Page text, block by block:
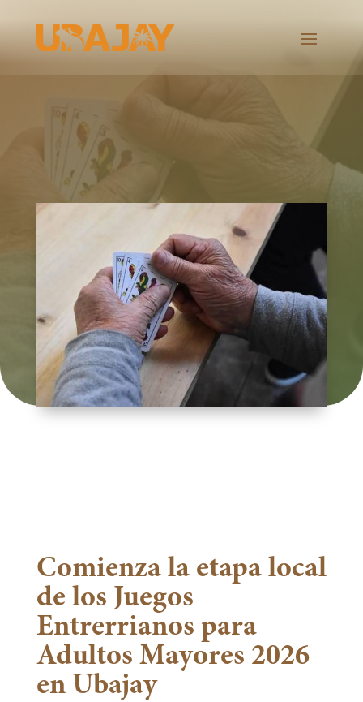
Comienza la etapa local
de los Juegos
Entrerrianos para
Adultos Mayores 2026
en Ubajay